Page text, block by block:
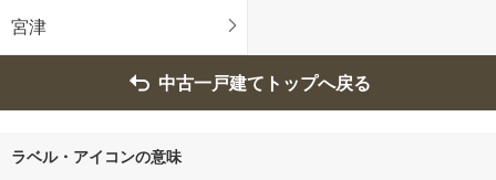
宮津市
向日市
宮津
中古一戸建てトップへ戻る
ラベル・アイコンの意味